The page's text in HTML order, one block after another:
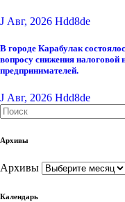
J Авг, 2026 Hdd8de
В городе Карабулак
вопросу снижения налоговой
предпринимателей.
J Авг, 2026 Hdd8de
Архивы
Архивы
Календарь